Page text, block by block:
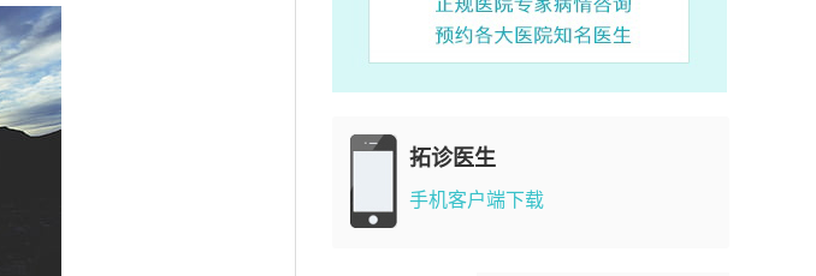
拓诊医生
手机客户端下载